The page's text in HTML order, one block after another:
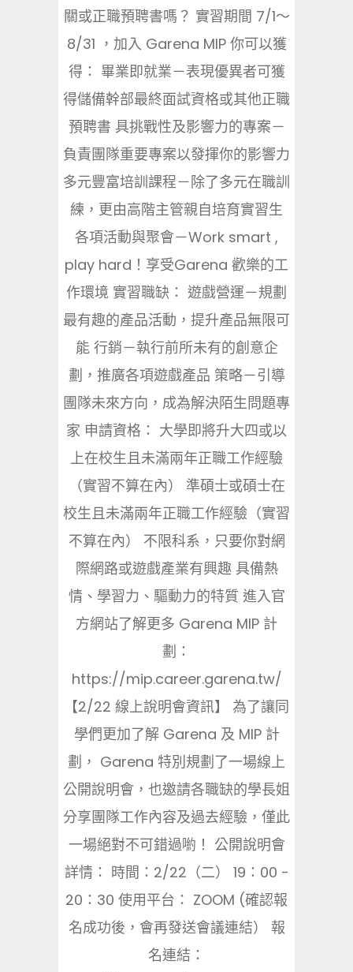
關或正職預聘書嗎？ 實習期間 7/1～
8/31 ，加入 Garena MIP 你可以獲
得： 畢業即就業－表現優異者可獲
得儲備幹部最終面試資格或其他正職
預聘書 具挑戰性及影響力的專案－
負責團隊重要專案以發揮你的影響力
多元豐富培訓課程－除了多元在職訓
練，更由高階主管親自培育實習生
各項活動與聚會－Work smart ,
play hard！享受Garena 歡樂的工
作環境 實習職缺： 遊戲營運－規劃
最有趣的產品活動，提升產品無限可
能 行銷－執行前所未有的創意企
劃，推廣各項遊戲產品 策略－引導
團隊未來方向，成為解決陌生問題專
家 申請資格： 大學即將升大四或以
上在校生且未滿兩年正職工作經驗
（實習不算在內） 準碩士或碩士在
校生且未滿兩年正職工作經驗（實習
不算在內） 不限科系，只要你對網
際網路或遊戲產業有興趣 具備熱
情、學習力、驅動力的特質 進入官
方網站了解更多 Garena MIP 計
劃：
https://mip.career.garena.tw/
【2/22 線上說明會資訊】 為了讓同
學們更加了解 Garena 及 MIP 計
劃， Garena 特別規劃了一場線上
公開說明會，也邀請各職缺的學長姐
分享團隊工作內容及過去經驗，僅此
一場絕對不可錯過喲！ 公開說明會
詳情： 時間：2/22（二） 19：00 -
20：30 使用平台： ZOOM (確認報
名成功後，會再發送會議連結） 報
名連結：